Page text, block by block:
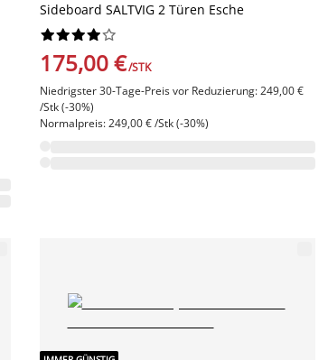
Sideboard SALTVIG 2 Türen Esche






175,00 €/STK
Niedrigster 30-Tage-Preis vor Reduzierung: 249,00 €
/Stk (-30%)
Normalpreis: 249,00 € /Stk (-30%)